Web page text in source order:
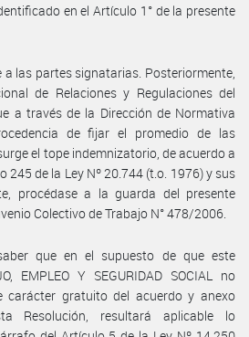
en el Artículo 1° de la presente
a las partes signatarias. Posteriormente,
de Relaciones y Regulaciones del
a través de la Dirección de Normativa
de fijar el promedio de las
el tope indemnizatorio, de acuerdo a
245 de la Ley Nº 20.744 (t.o. 1976) y sus
procédase a la guarda del presente
Colectivo de Trabajo N° 478/2006.
que en el supuesto de que este
EMPLEO Y SEGURIDAD SOCIAL no
carácter gratuito del acuerdo y anexo
Resolución, resultará aplicable lo